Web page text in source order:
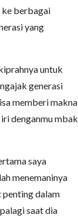
ke berbagai
yang
untuk
generasi
memberi makna
denganmu mbak
saya
menemaninya
penting dalam
saat dia